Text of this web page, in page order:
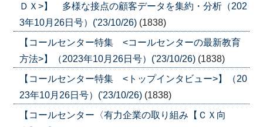
ＤＸ>】 多様な接点の顧客データを集約・分析（202
3年10月26日号）('23/10/26) (1838)
【コールセンター特集 <コールセンターの最新教育
方法>】（2023年10月26日号）('23/10/26) (1838)
【コールセンター特集 <トップインタビュー>】（20
23年10月26日号）('23/10/26) (1838)
【コールセンター〈有力企業の取り組み【ＣＸ向